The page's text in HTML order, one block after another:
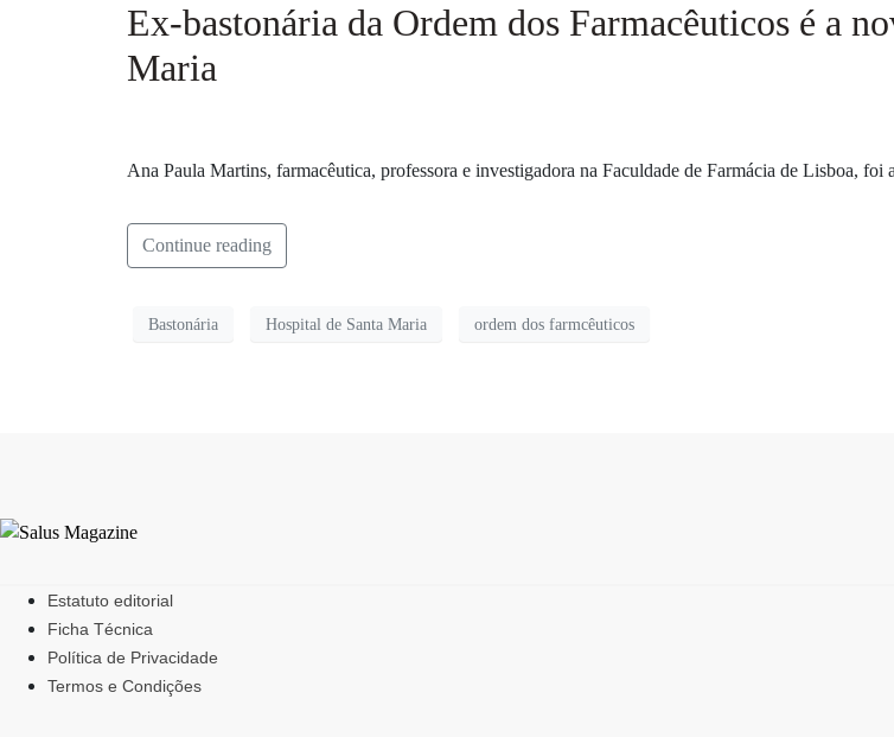
Ex-bastonária da Ordem dos Farmacêuticos é a
Maria
Ana Paula Martins, farmacêutica, professora e investigadora na Faculdade de Farmácia de Lisboa,
Continue reading
Bastonária Hospital de Santa Maria ordem dos farmcêuticos
Estatuto editorial
Ficha Técnica
Política de Privacidade
Termos e Condições